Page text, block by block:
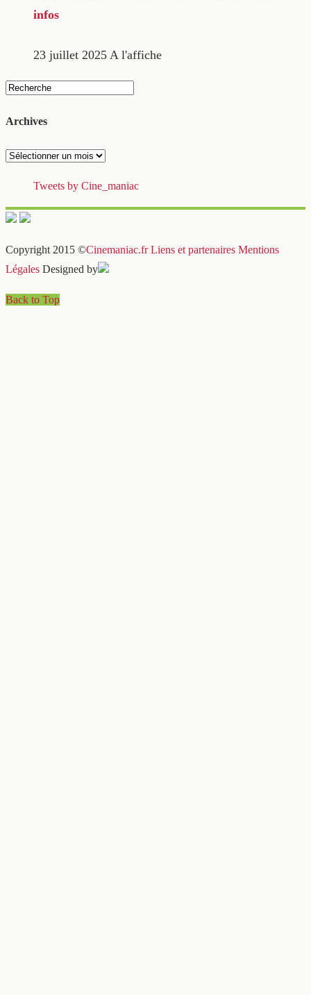
infos
23 juillet 2025 A l'affiche
Archives
Archives
Tweets by Cine_maniac
Copyright 2015 ©Cinemaniac.fr Liens et partenaires Mentions
Légales Designed by
Back to Top